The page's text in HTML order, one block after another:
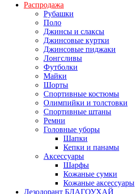
Распродажа
Рубашки
Поло
Джинсы и слаксы
Джинсовые куртки
Джинсовые пиджаки
Лонгсливы
Футболки
Майки
Шорты
Спортивные костюмы
Олимпийки и толстовки
Спортивные штаны
Ремни
Головные уборы
Шапки
Кепки и панамы
Аксессуары
Шарфы
Кожаные сумки
Кожаные аксессуары
Дезодорант БЛАГОУХАЙ